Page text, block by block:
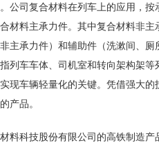
公司复合材料在列车上的应用，
材料主承力件。其中复合材料非
主承力件）和辅助件（洗漱间、
列车车体、司机室和转向架构架
现车辆轻量化的关键。凭借强大
产品。
料科技股份有限公司的高铁制造产